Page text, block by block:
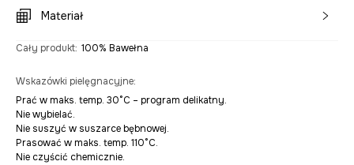
Materiał
Cały produkt: 100% Bawełna
Wskazówki pielęgnacyjne:
Prać w maks. temp. 30°C – program delikatny.
Nie wybielać.
Nie suszyć w suszarce bębnowej.
Prasować w maks. temp. 110°C.
Nie czyścić chemicznie.